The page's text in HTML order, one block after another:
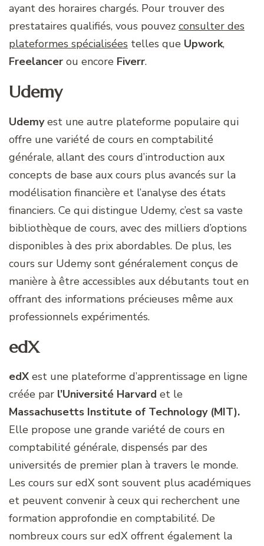
ayant des horaires chargés. Pour trouver des
prestataires qualifiés, vous pouvez consulter des
plateformes spécialisées telles que Upwork,
Freelancer ou encore Fiverr.
Udemy
Udemyest une autre plateforme populaire qui
offre une variété de cours en comptabilité
générale, allant des cours d’introduction aux
concepts de base aux cours plus avancés sur la
modélisation financière et l’analyse des états
financiers. Ce qui distingue Udemy, c’est sa vaste
bibliothèque de cours, avec des milliers d’options
disponibles à des prix abordables. De plus, les
cours sur Udemy sont généralement conçus de
manière à être accessibles aux débutants tout en
offrant des informations précieuses même aux
professionnels expérimentés.
edX
edX est une plateforme d’apprentissage en ligne
créée par l’Université Harvard et le
Massachusetts Institute of Technology (MIT).
Elle propose une grande variété de cours en
comptabilité générale, dispensés par des
universités de premier plan à travers le monde.
Les cours sur edX sont souvent plus académiques
et peuvent convenir à ceux qui recherchent une
formation approfondie en comptabilité. De
nombreux cours sur edX offrent également la